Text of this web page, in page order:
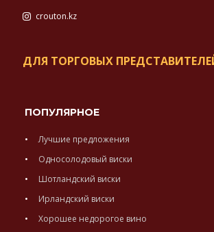
crouton.kz
ДЛЯ ТОРГОВЫХ
ПОПУЛЯРНОЕ
Лучшие предложения
Односолодовый виски
Шотландский виски
Ирландский виски
Хорошее недорогое вино